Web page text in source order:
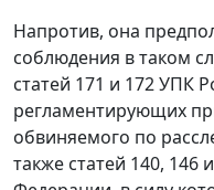
Напротив, она
соблюдения в таком
статей 171 и 172УПК
регламентирующих
обвиняемого по
также статей 140, 146 и